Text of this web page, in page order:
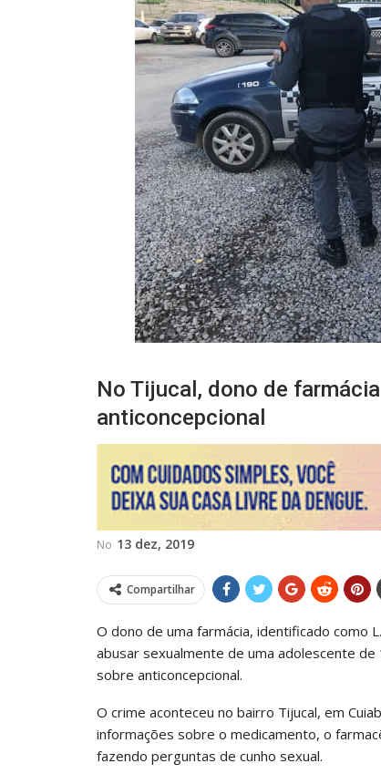
No Tijucal, dono de
anticoncepcional
No 13 dez, 2019
Compartilhar
O dono de uma farmácia, identificado como
abusar sexualmente de uma adolescente
sobre anticoncepcional.
O crime aconteceu no bairro Tijucal, em
informações sobre o medicamento, o
fazendo perguntas de cunho sexual.